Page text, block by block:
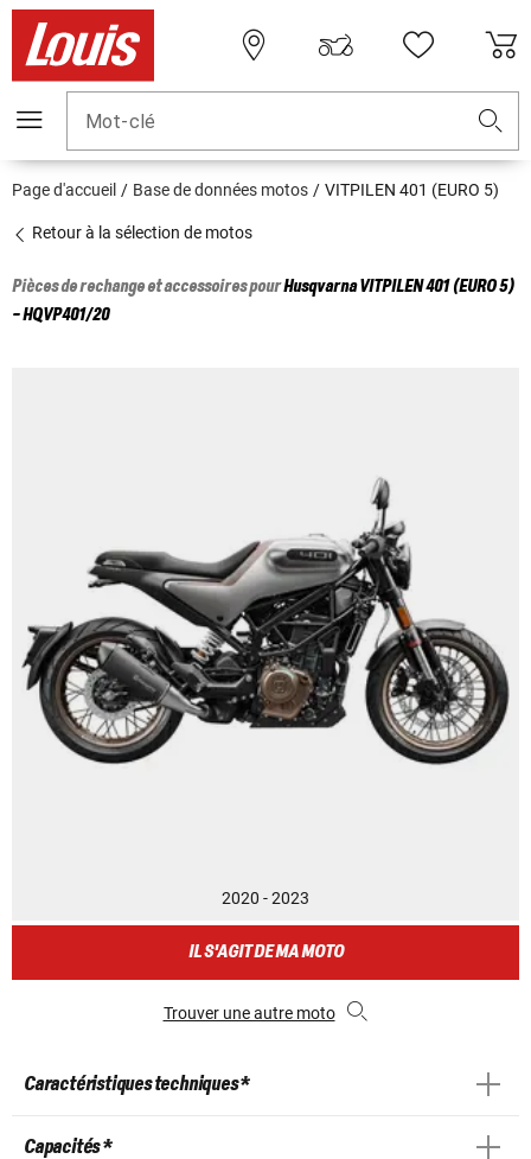
Mot-clé
Page d'accueil Base de données motos VITPILEN 401 (EURO 5)
Retour à la sélection de motos
Pièces de rechange et accessoires pourHusqvarnaVITPILEN 401 (EURO 5)
- HQVP401/20
2020 - 2023
IL S'AGIT DE MA MOTO
Trouver une autre moto
Caractéristiques techniques *
Capacités *